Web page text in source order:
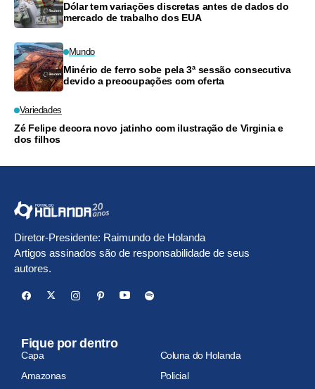
Dólar tem variações discretas antes de dados do
mercado de trabalho dos EUA
Mundo
Minério de ferro sobe pela 3ª sessão consecutiva
devido a preocupações com oferta
Variedades
Zé Felipe decora novo jatinho com ilustração de Virginia e
dos filhos
Diretor-Presidente: Raimundo de Holanda
Artigos assinados são de responsabilidade de seus
autores.
Fique por dentro
Capa
Coluna do Holanda
Amazonas
Policial